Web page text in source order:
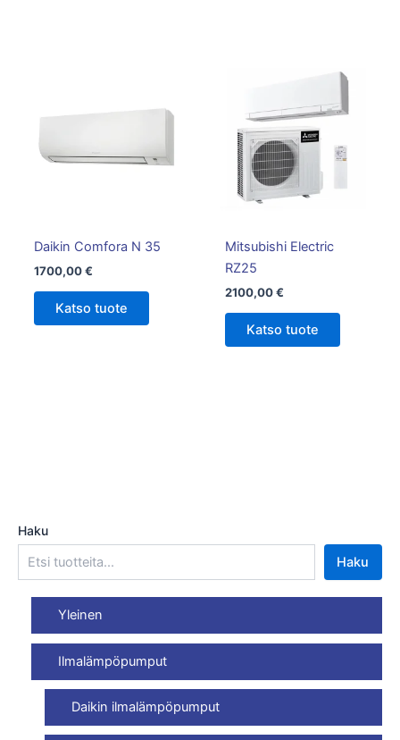
Haku
Haku
Yleinen
Ilmalämpöpumput
Daikin ilmalämpöpumput
Daikin Comfora N 35
1700,00€
Katso tuote
Mitsubishi Electric
RZ25
2100,00€
Katso tuote